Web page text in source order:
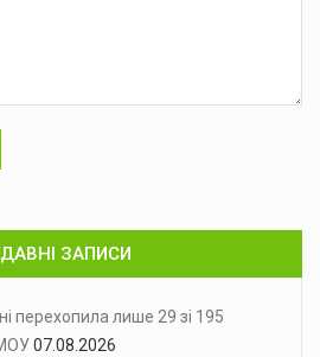
ЗАПИСИ
перехопила лише 29 зі 195
07.08.2026